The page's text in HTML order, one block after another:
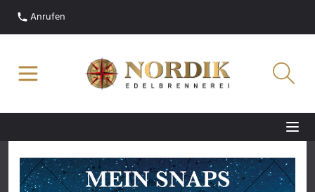
Anrufen